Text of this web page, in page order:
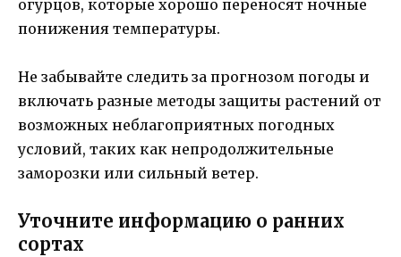
огурцов, которые хорошо переносят ночные
понижения температуры.
Не забывайте следить за прогнозом погоды и
включать разные методы защиты растений от
возможных неблагоприятных погодных
условий, таких как непродолжительные
заморозки или сильный ветер.
Уточните информацию о ранних
сортах